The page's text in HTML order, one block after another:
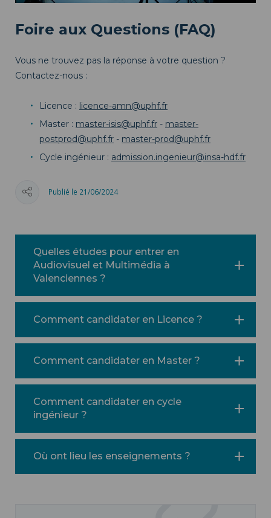
Foire aux Questions (FAQ)
Vous ne trouvez pas la réponse à votre question ?
Contactez-nous :
Licence : licence-amn@uphf.fr
Master : master-isis@uphf.fr - master-
postprod@uphf.fr - master-prod@uphf.fr
Cycle ingénieur : admission.ingenieur@insa-hdf.fr
Publié le 21/06/2024
Quelles études pour entrer en
Audiovisuel et Multimédia à
Valenciennes ?
Comment candidater en Licence ?
Comment candidater en Master ?
Comment candidater en cycle
ingénieur ?
Où ont lieu les enseignements ?